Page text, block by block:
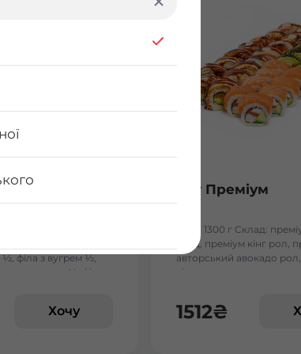
філа з лососесм
філа з вугрем ½,
креветкою ½, філа
Хочу
Сет Преміум
Вага: 1300 г Склад:
голд, преміум кінг рол,
авторський авокадо
кіото рол.
1512₴